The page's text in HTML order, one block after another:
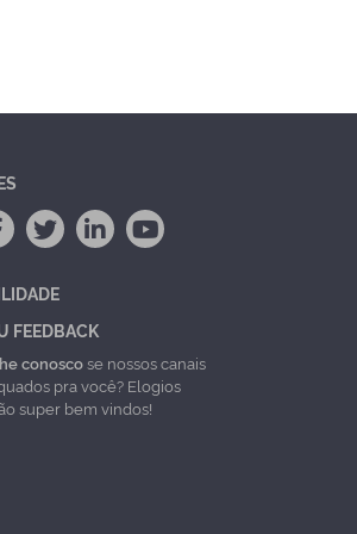
FEEDBACK
conoscose nossos canais
pra você? Elogios
super bem vindos!